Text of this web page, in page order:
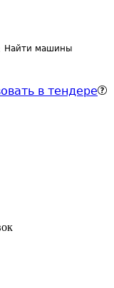
Найти машины
в тендере